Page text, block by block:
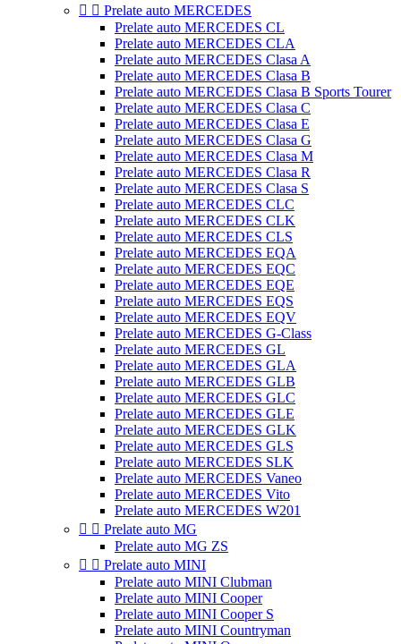
  Prelate auto MERCEDES
Prelate auto MERCEDES CL
Prelate auto MERCEDES CLA
Prelate auto MERCEDES Clasa A
Prelate auto MERCEDES Clasa B
Prelate auto MERCEDES Clasa B Sports Tourer
Prelate auto MERCEDES Clasa C
Prelate auto MERCEDES Clasa E
Prelate auto MERCEDES Clasa G
Prelate auto MERCEDES Clasa M
Prelate auto MERCEDES Clasa R
Prelate auto MERCEDES Clasa S
Prelate auto MERCEDES CLC
Prelate auto MERCEDES CLK
Prelate auto MERCEDES CLS
Prelate auto MERCEDES EQA
Prelate auto MERCEDES EQC
Prelate auto MERCEDES EQE
Prelate auto MERCEDES EQS
Prelate auto MERCEDES EQV
Prelate auto MERCEDES G-Class
Prelate auto MERCEDES GL
Prelate auto MERCEDES GLA
Prelate auto MERCEDES GLB
Prelate auto MERCEDES GLC
Prelate auto MERCEDES GLE
Prelate auto MERCEDES GLK
Prelate auto MERCEDES GLS
Prelate auto MERCEDES SLK
Prelate auto MERCEDES Vaneo
Prelate auto MERCEDES Vito
Prelate auto MERCEDES W201
  Prelate auto MG
Prelate auto MG ZS
  Prelate auto MINI
Prelate auto MINI Clubman
Prelate auto MINI Cooper
Prelate auto MINI Cooper S
Prelate auto MINI Countryman